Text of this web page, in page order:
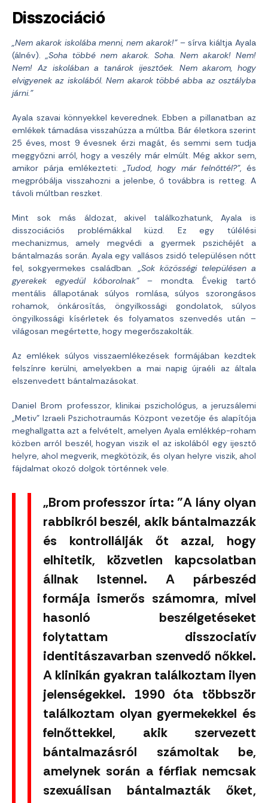
Disszociáció
„Nem akarok iskolába menni, nem akarok!”– sírva kiáltja Ayala
(álnév). „Soha többé nem akarok. Soha. Nem akarok! Nem!
Nem! Az iskolában a tanárok ijesztőek. Nem akarom, hogy
elvigyenek az iskolából. Nem akarok többé abba az osztályba
járni.”
Ayala szavai könnyekkel keverednek. Ebben a pillanatban az
emlékek támadása visszahúzza a múltba. Bár életkora szerint
25 éves, most 9 évesnek érzi magát, és semmi sem tudja
meggyőzni arról, hogy a veszély már elmúlt. Még akkor sem,
amikor párja emlékezteti:„Tudod, hogy már felnőttél?”, és
megpróbálja visszahozni a jelenbe, ő továbbra is retteg. A
távoli múltban reszket.
Mint sok más áldozat, akivel találkozhatunk, Ayala is
disszociációs problémákkal küzd. Ez egy túlélési
mechanizmus, amely megvédi a gyermek pszichéjét a
bántalmazás során. Ayala egy vallásos zsidó településen nőtt
fel, sokgyermekes családban. „Sok közösségi településen a
gyerekek egyedül kóborolnak”– mondta. Évekig tartó
mentális állapotának súlyos romlása, súlyos szorongásos
rohamok, önkárosítás, öngyilkossági gondolatok, súlyos
öngyilkossági kísérletek és folyamatos szenvedés után –
világosan megértette, hogy megerőszakolták.
Az emlékek súlyos visszaemlékezések formájában kezdtek
felszínre kerülni, amelyekben a mai napig újraéli az általa
elszenvedett bántalmazásokat.
Daniel Brom professzor, klinikai pszichológus, a jeruzsálemi
„Metiv” Izraeli Pszichotraumás Központ vezetője és alapítója
meghallgatta azt a felvételt, amelyen Ayala emlékkép-roham
közben arról beszél, hogyan viszik el az iskolából egy ijesztő
helyre, ahol megverik, megkötözik, és olyan helyre viszik, ahol
fájdalmat okozó dolgok történnek vele.
„Brom professzor írta: ”A lány olyan
rabbikról beszél, akik bántalmazzák
és kontrollálják őt azzal, hogy
elhitetik, közvetlen kapcsolatban
állnak Istennel. A párbeszéd
formája ismerős számomra, mivel
hasonló beszélgetéseket
folytattam disszociatív
identitászavarban szenvedő nőkkel.
A klinikán gyakran találkoztam ilyen
jelenségekkel. 1990 óta többször
találkoztam olyan gyermekekkel és
felnőttekkel, akik szervezett
bántalmazásról számoltak be,
amelynek során a férfiak nemcsak
szexuálisan bántalmazták őket,